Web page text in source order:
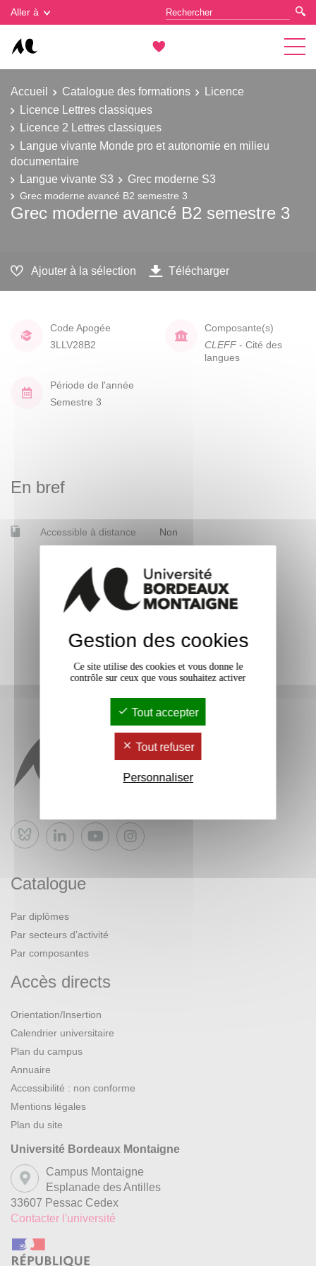
Aller à
Accueil Catalogue des formations
Licence
Licence Lettres classiques
Licence 2 Lettres classiques
Langue vivante Monde pro et autonomie en milieu
documentaire
Langue vivante S3
Grec moderne S3
Grec moderne avancé B2 semestre 3
Grec moderne avancé B2 semestre 3
Ajouter à la sélection Télécharger
Code Apogée
3LLV28B2
Composante(s)
CLEFF - Cité des
langues
Période de l'année
Semestre 3
En bref
Accessible à distance Non
Bluesky
Catalogue
Par diplômes
Par secteurs d’activité
Par composantes
Accès directs
Orientation/Insertion
Calendrier universitaire
Plan du campus
Annuaire
Accessibilité : non conforme
Mentions légales
Plan du site
Université Bordeaux Montaigne
Campus Montaigne
Esplanade des Antilles
33607 Pessac Cedex
Contacter l'université
Gestion des cookies
Gestion des cookies
Ce site utilise des cookies et vous donne le
contrôle sur ceux que vous souhaitez activer
Tout accepter
Tout refuser
Personnaliser